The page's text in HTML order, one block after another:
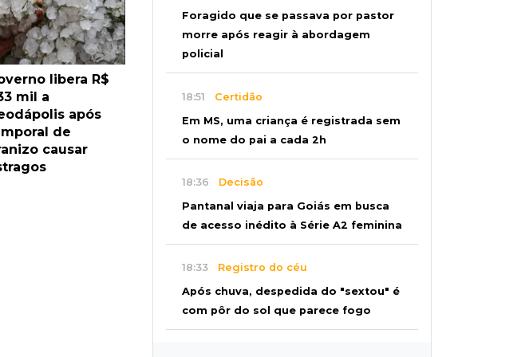
libera R$
mil a
após
de
causar
Foragido que se passava por pastor
morre após reagir à abordagem
policial
18:51 Certidão
Em MS, uma criança é registrada sem
o nome do pai a cada 2h
18:36 Decisão
Pantanal viaja para Goiás em busca
de acesso inédito à Série A2 feminina
18:33 Registro do céu
Após chuva, despedida do "sextou" é
com pôr do sol que parece fogo